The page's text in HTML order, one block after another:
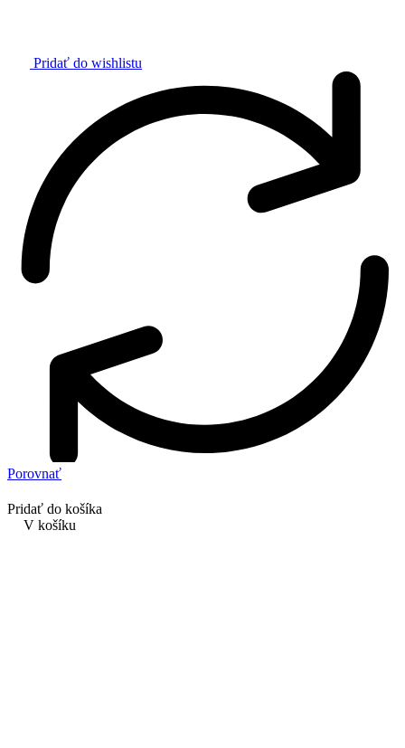
Pridať do wishlistu
Porovnať
Pridať do košíka
V košíku